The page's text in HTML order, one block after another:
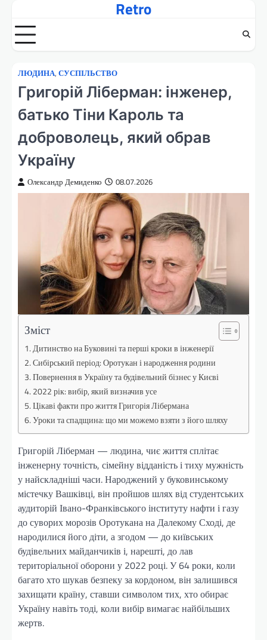
вмісту
Retro
ЛЮДИНА, СУСПІЛЬСТВО
Григорій Ліберман: інженер,
батько Тіни Кароль та
доброволець, який обрав
Україну
Олександр Демиденко 08.07.2026
Зміст
Дитинство на Буковині та перші кроки в інженерії
Сибірський період: Оротукан і народження родини
Повернення в Україну та будівельний бізнес у Києві
2022 рік: вибір, який визначив усе
Цікаві факти про життя Григорія Лібермана
Уроки та спадщина: що ми можемо взяти з його шляху
Григорій Ліберман — людина, чиє життя сплітає
інженерну точність, сімейну відданість і тиху мужність
у найскладніші часи. Народжений у буковинському
містечку Вашківці, він пройшов шлях від студентських
аудиторій Івано-Франківського інституту нафти і газу
до суворих морозів Оротукана на Далекому Сході, де
народилися його діти, а згодом — до київських
будівельних майданчиків і, нарешті, до лав
територіальної оборони у 2022 році. У 64 роки, коли
багато хто шукав безпеку за кордоном, він залишився
захищати країну, ставши символом тих, хто обирає
Україну навіть тоді, коли вибір вимагає найбільших
жертв.